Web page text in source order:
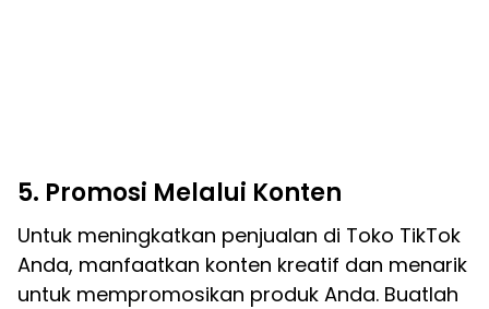
5. Promosi Melalui Konten
Untuk meningkatkan penjualan di Toko TikTok
Anda, manfaatkan konten kreatif dan menarik
untuk mempromosikan produk Anda. Buatlah